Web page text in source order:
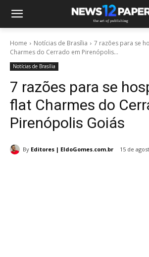
Home Notícias de Brasília
7 razões para se
Charmes do Cerrado em Pirenópolis...
Notícias de Brasília
7 razões para se
flat Charmes do
Pirenópolis Goiás
By Editores | EldoGomes.com.br 15 de